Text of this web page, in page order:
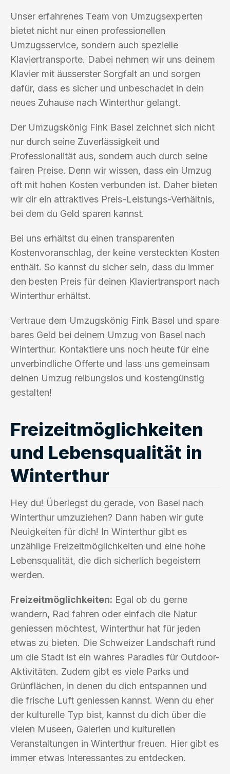
Unser erfahrenes Team von Umzugsexperten
bietet nicht nur einen professionellen
Umzugsservice, sondern auch spezielle
Klaviertransporte. Dabei nehmen wir uns deinem
Klavier mit äusserster Sorgfalt an und sorgen
dafür, dass es sicher und unbeschadet in dein
neues Zuhause nach Winterthur gelangt.
Der Umzugskönig Fink Basel zeichnet sich nicht
nur durch seine Zuverlässigkeit und
Professionalität aus, sondern auch durch seine
fairen Preise. Denn wir wissen, dass ein Umzug
oft mit hohen Kosten verbunden ist. Daher bieten
wir dir ein attraktives Preis-Leistungs-Verhältnis,
bei dem du Geld sparen kannst.
Bei uns erhältst du einen transparenten
Kostenvoranschlag, der keine versteckten Kosten
enthält. So kannst du sicher sein, dass du immer
den besten Preis für deinen Klaviertransport nach
Winterthur erhältst.
Vertraue dem Umzugskönig Fink Basel und spare
bares Geld bei deinem Umzug von Basel nach
Winterthur. Kontaktiere uns noch heute für eine
unverbindliche Offerte und lass uns gemeinsam
deinen Umzug reibungslos und kostengünstig
gestalten!
Freizeitmöglichkeiten
und Lebensqualität in
Winterthur
Hey du! Überlegst du gerade, von Basel nach
Winterthur umzuziehen? Dann haben wir gute
Neuigkeiten für dich! In Winterthur gibt es
unzählige Freizeitmöglichkeiten und eine hohe
Lebensqualität, die dich sicherlich begeistern
werden.
Freizeitmöglichkeiten: Egal ob du gerne
wandern, Rad fahren oder einfach die Natur
geniessen möchtest, Winterthur hat für jeden
etwas zu bieten. Die Schweizer Landschaft rund
um die Stadt ist ein wahres Paradies für Outdoor-
Aktivitäten. Zudem gibt es viele Parks und
Grünflächen, in denen du dich entspannen und
die frische Luft geniessen kannst. Wenn du eher
der kulturelle Typ bist, kannst du dich über die
vielen Museen, Galerien und kulturellen
Veranstaltungen in Winterthur freuen. Hier gibt es
immer etwas Interessantes zu entdecken.